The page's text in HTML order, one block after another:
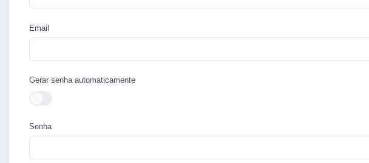
Email
Gerar senha automaticamente
Senha